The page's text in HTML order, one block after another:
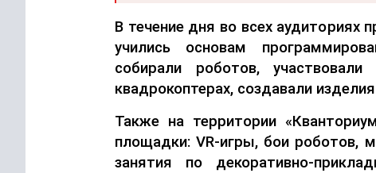
В течение дня во всех аудиториях
учились основам
собирали роботов,
квадрокоптерах, создавали
Также на территории
площадки: VR-игры, бои роботов,
занятия по декоративно-